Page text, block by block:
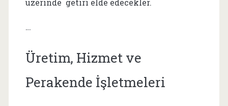
üzerinde getiri elde edecekler.
…
Üretim, Hizmet ve
Perakende İşletmeleri